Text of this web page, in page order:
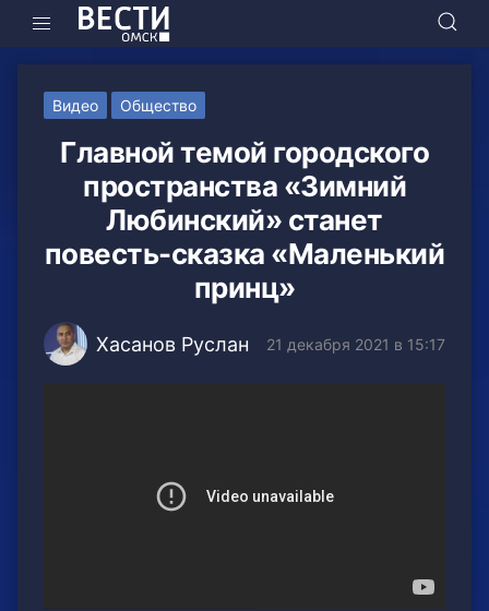
Видео Общество
Главной темой городского
пространства «Зимний
Любинский» станет
повесть-сказка «Маленький
принц»
Хасанов Руслан 21 декабря 2021 в 15:17